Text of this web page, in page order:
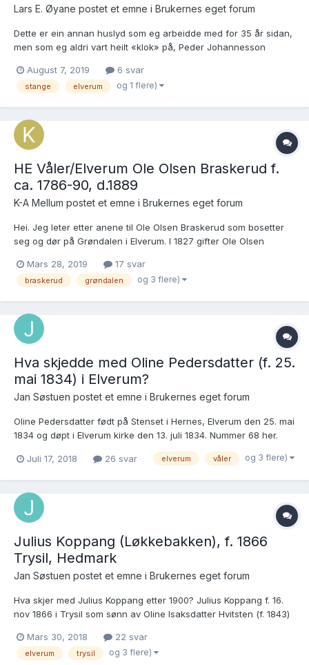
Lars E. Øyane postet et emne i Brukernes eget forum
Dette er ein annan huslyd som eg arbeidde med for 35 år sidan,
men som eg aldri vart heilt «klok» på, Peder Johannesson
1883 med Bertha Evensdotter frå Stange. Eg har før fått
oppgjeve at ho skulle vera frå ein plass under...
August 7, 2019 6 svar
stange elverum og 1 flere)
HE Våler/Elverum Ole Olsen Braskerud f.
ca. 1786-90, d.1889
K-A Mellum postet et emne i Brukernes eget forum
Hei. Jeg leter etter anene til Ole Olsen Braskerud som bosetter
seg og dør på Grøndalen i Elverum. I 1827 gifter Ole Olsen
Hun 31 år. Vielse nr. 11
https://www.digitalarkivet.no/kb20070603320025 De får en sønn
Mars 28, 2019 17 svar
braskerud grøndalen og 3 flere)
Hva skjedde med Oline Pedersdatter (f. 25.
mai 1834) i Elverum?
Jan Søstuen postet et emne i Brukernes eget forum
Oline Pedersdatter født på Stenset i Hernes, Elverum den 25. mai
1834 og døpt i Elverum kirke den 13. juli 1834. Nummer 68 her.
Hun gifter seg den 23. april 1858 i Elverum med Halvor
Torstensen Sjøli fra Våler i Solør. Nummer 22 her. Halvor er
Juli 17, 2018 26 svar elverum våler og 3 flere)
Julius Koppang (Løkkebakken), f. 1866
Trysil, Hedmark
Jan Søstuen postet et emne i Brukernes eget forum
Hva skjer med Julius Koppang etter 1900? Julius Koppang f. 16.
nov 1866 i Trysil som sønn av Oline Isaksdatter Hvitsten (f. 1843)
33: https://media.digitalarkivet.no/view/9004/15 Julius bor
sammen med moren og he...
Mars 30, 2018 22 svar
elverum trysil og 3 flere)